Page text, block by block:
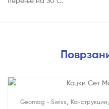
Geomag - Swiss Конструкции